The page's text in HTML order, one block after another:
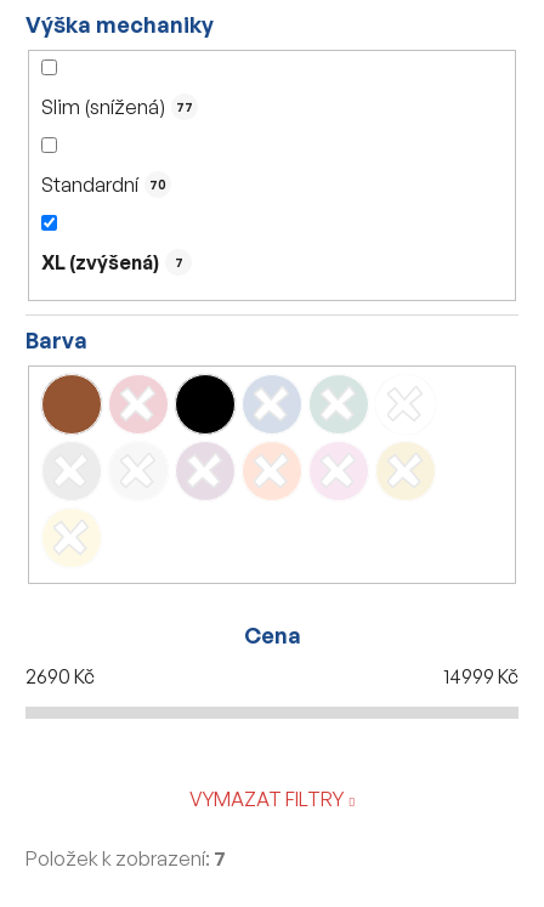
Výška mechaniky
Slim (snížená) 77
Standardní 70
XL (zvýšená) 7
Barva
Cena
2690 Kč 14999 Kč
VYMAZAT FILTRY
Položek k zobrazení: 7